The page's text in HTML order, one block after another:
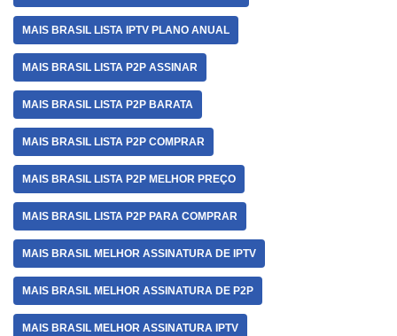
MAIS BRASIL LISTA IPTV PLANO ANUAL
MAIS BRASIL LISTA P2P ASSINAR
MAIS BRASIL LISTA P2P BARATA
MAIS BRASIL LISTA P2P COMPRAR
MAIS BRASIL LISTA P2P MELHOR PREÇO
MAIS BRASIL LISTA P2P PARA COMPRAR
MAIS BRASIL MELHOR ASSINATURA DE IPTV
MAIS BRASIL MELHOR ASSINATURA DE P2P
MAIS BRASIL MELHOR ASSINATURA IPTV